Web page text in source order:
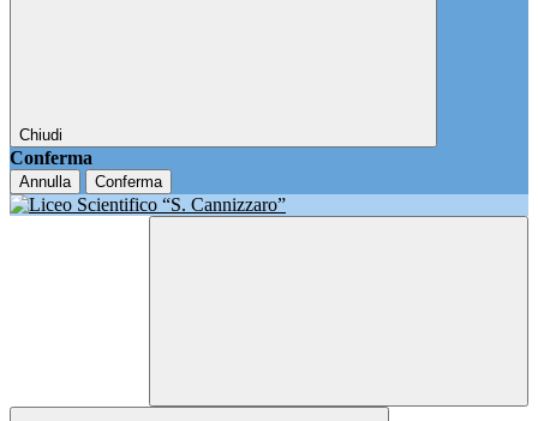
Chiudi
Conferma
Annulla Conferma